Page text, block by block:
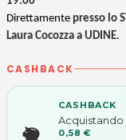
Direttamente presso lo
Laura Cocozza a UDINE.
CASHBACK
CASHBACK
0,58 €